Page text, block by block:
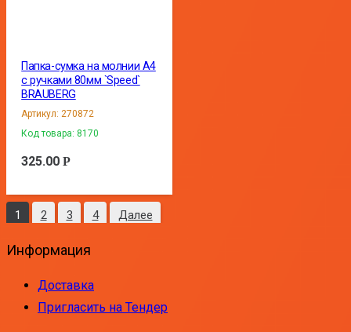
Папка-сумка на молнии А4
с ручками 80мм `Speed`
BRAUBERG
Артикул: 270872
Код товара: 8170
325.00Р
1 2 3 4 Далее
Информация
Доставка
Пригласить на Тендер